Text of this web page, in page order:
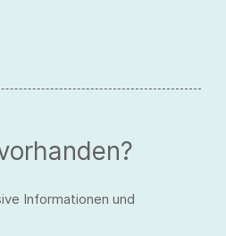
Informationen und